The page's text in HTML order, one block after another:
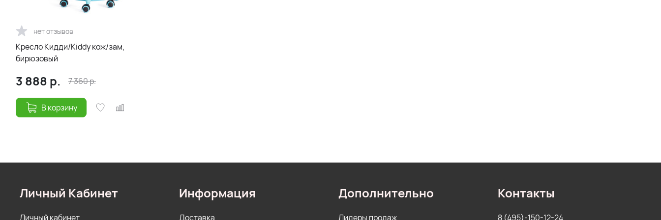
нет отзывов
Кресло Кидди/Kiddy кож/зам,
бирюзовый
3 888 р. 7 360р.
В корзину
Личный Кабинет
Личный кабинет
Информация
Доставка
Дополнительно
Лидеры продаж
Контакты
8 (495)-150-12-24